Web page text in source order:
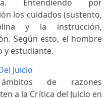
Entendiendo por
los cuidados (sustento,
y la instrucción,
Según esto, el hombre
y estudiante.
Juicio
de razones
a la Crítica del Juicio en